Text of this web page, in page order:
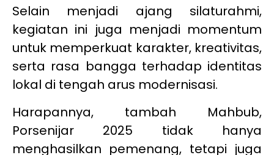
Selain menjadi ajang silaturahmi,
kegiatan ini juga menjadi momentum
untuk memperkuat karakter, kreativitas,
serta rasa bangga terhadap identitas
lokal di tengah arus modernisasi.
Harapannya, tambah Mahbub,
Porsenijar 2025 tidak hanya
menghasilkan pemenang, tetapi juga